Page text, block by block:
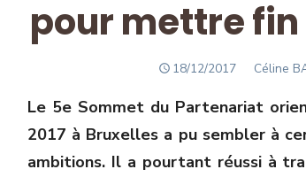
pour mettre
POSTED
18/12/2017 Author
Céline
Le 5eSommet du Partenariat
2017 à Bruxelles a pu sembler à
ambitions. Il a pourtant réussi à